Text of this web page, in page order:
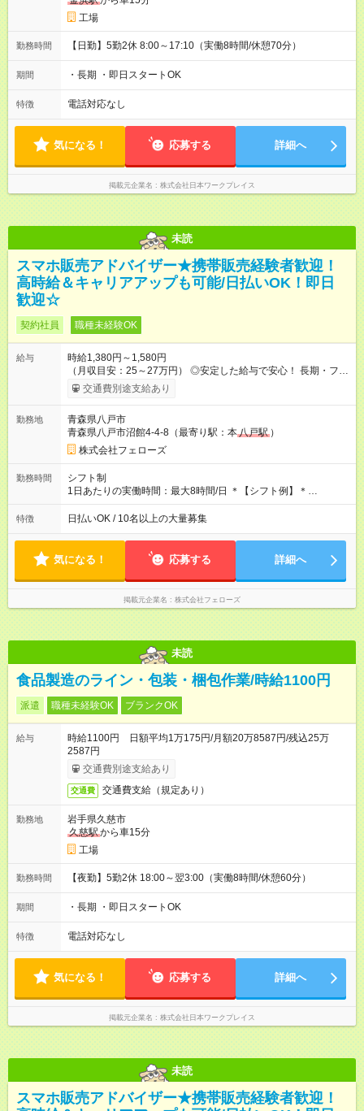
工場
勤務時間 【日勤】5勤2休 8:00～17:10（実働8時間/休憩70分）
期間 ・長期 ・即日スタートOK
特徴 電話対応なし
気になる！ 応募する 詳細へ
掲載元企業名 株式会社日本ワークプレイス
未読
スマホ販売アドバイザー★携帯販売経験者歓迎！
高時給＆キャリアアップも可能/日払いOK！即日
歓迎☆
契約社員 職種未経験OK
給与
時給1,380円～1,580円
（月収目安：25～27万円） ◎安定した給与で安心！ 長期・フル
タイムで勤務いただける方にお越しいただきたいと思っていま
す。シフトが削られることはないので、安定した給与が入りま
たいという人もいると思います。このあたりは柔軟に対応する
ので、お気軽にご相談ください！ ※2ヶ月の試用期間がありま
す。その間の給与・待遇に変更はありません。 【試用期間】試
用期間あり 試用期間の長さ：2ヶ月 雇用形態、給与は本採用時
と同じです。
交通費別途支給あり
勤務地
青森県八戸市
青森県八戸市沼館4-4-8（最寄り駅：本八戸駅 ）
株式会社フェローズ
勤務時間
シフト制
1日あたりの実働時間：最大8時間/日 ＊【シフト例】＊
(1) 10:00～19:00 (2) 11:00～20:00 (3) 12:00～21:00 など ◎
いずれも実働8時間・休憩1時間です。中抜けシフトなどはあり
たい」などあれば相談に応じますのでおっしゃってください！
特徴 日払いOK / 10名以上の大量募集
気になる！ 応募する 詳細へ
掲載元企業名 株式会社フェローズ
未読
食品製造のライン・包装・梱包作業/時給1100円
派遣 職種未経験OK ブランクOK
給与
時給1100円 日額平均1万175円/月額20万8587円/残込25万
2587円
交通費別途支給あり
交通費 交通費支給（規定あり）
勤務地
岩手県久慈市
久慈駅から車15分
工場
勤務時間 【夜勤】5勤2休 18:00～翌3:00（実働8時間/休憩60分）
期間 ・長期 ・即日スタートOK
特徴 電話対応なし
気になる！ 応募する 詳細へ
掲載元企業名 株式会社日本ワークプレイス
未読
スマホ販売アドバイザー★携帯販売経験者歓迎！